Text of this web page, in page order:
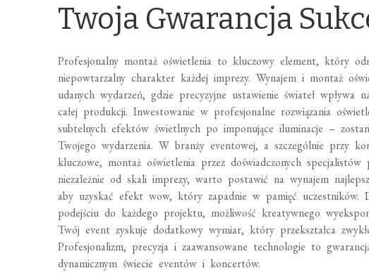
Twoja Gwarancja
Profesjonalny montaż oświetlenia to kluczowy element, który
niepowtarzalny charakter każdej imprezy. Wynajem i montaż
udanych wydarzeń, gdzie precyzyjne ustawienie świateł
całej produkcji. Inwestowanie w profesjonalne rozwiązania
subtelnych efektów świetlnych po imponujące iluminacje –
Twojego wydarzenia. W branży eventowej, a szczególnie przy
kluczowe, montaż oświetlenia przez doświadczonych
niezależnie od skali imprezy, warto postawić na wynajem
aby uzyskać efekt wow, który zapadnie w pamięć uczestników.
podejściu do każdego projektu, możliwość kreatywnego
Twój event zyskuje dodatkowy wymiar, który przekształca
Profesjonalizm, precyzja i zaawansowane technologie to
dynamicznym świecie eventów i koncertów.